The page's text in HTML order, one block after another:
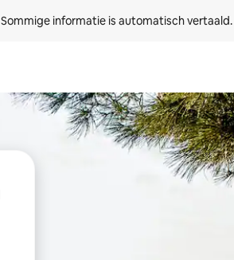
Sommige informatie is automatisch vertaald.